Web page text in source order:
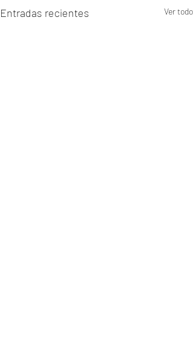
Entradas recientes Ver todo